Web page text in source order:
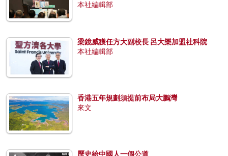
本社編輯部
梁鏡威獲任方大副校長 呂大樂加盟社科院
本社編輯部
香港五年規劃須提前布局大鵬灣
來文
歷史給中國人一個公道